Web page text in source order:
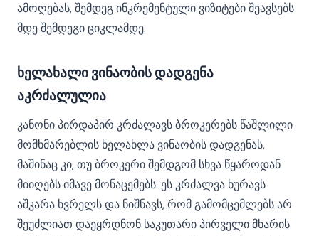
ამოღებას, შემდეგ ინკრემენტული ვიზიტები შეავსებს
მდე შემდეგი ციკლამდე.
ხელახალი ვინაობის დადგენა
აკრძალულია
კანონი პირდაპირ კრძალავს ბროკერებს წაშლილი
მომხმარებლის ხელახლა ვინაობის დადგენას,
მაშინაც კი, თუ ბროკერი შემდგომ სხვა წყაროდან
მიიღებს იმავე მონაცემებს. ეს კრძალვა ხურავს
აშკარა ხვრელს და ნიშნავს, რომ გამომცემლებს არ
შეუძლიათ დაეყრდნონ საკუთარი პირველი მხარის